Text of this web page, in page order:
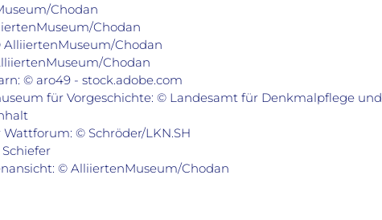
Chodan
Chodan
Chodan
Chodan
© aro49 - stock.adobe.com
für Vorgeschichte: © Landesamt für Denkmalpflege und
© Schröder/LKN.SH
© AlliiertenMuseum/Chodan